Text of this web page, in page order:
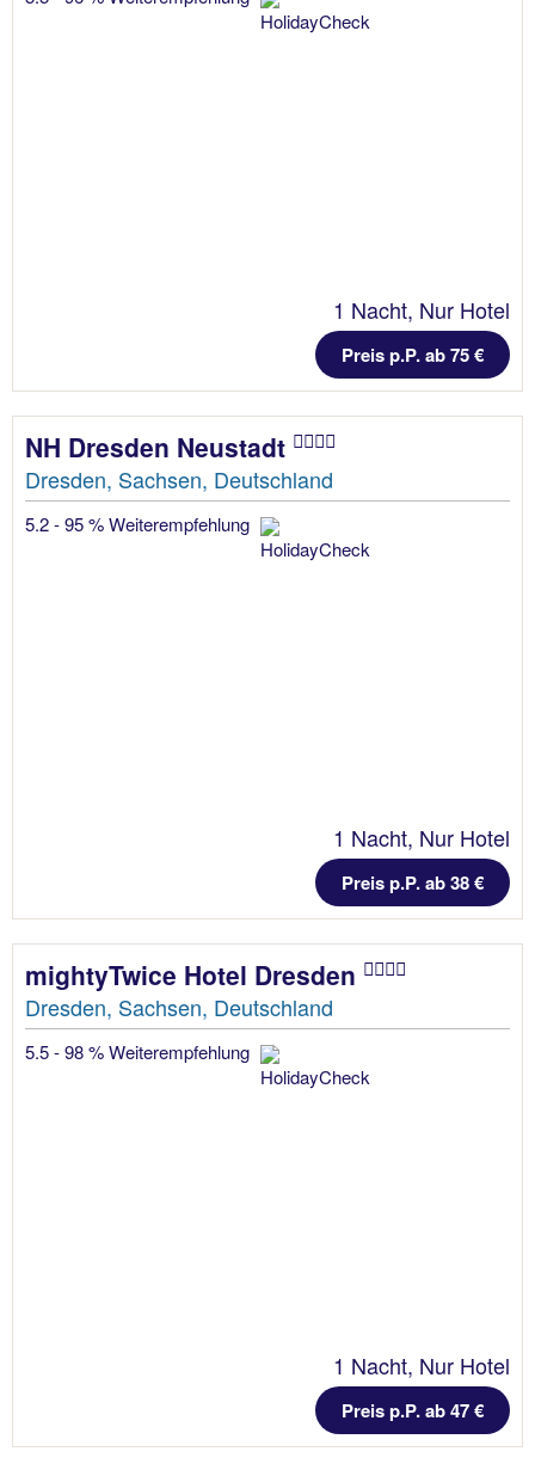
1 Nacht, Nur Hotel
Preis p.P. ab 75 €
NH Dresden Neustadt
Dresden, Sachsen, Deutschland
5.2 - 95 % Weiterempfehlung
1 Nacht, Nur Hotel
Preis p.P. ab 38 €
mightyTwice Hotel Dresden
Dresden, Sachsen, Deutschland
5.5 - 98 % Weiterempfehlung
1 Nacht, Nur Hotel
Preis p.P. ab 47 €